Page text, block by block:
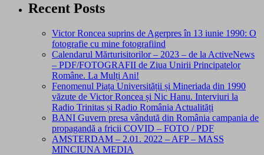
Recent Posts
Victor Roncea suprins de Agerpres în 13 iunie 1990: O
fotografie cu mine fotografiind
Calendarul Mărturisitorilor – 2023 – de la ActiveNews
– PDF/FOTOGRAFII de Ziua Unirii Principatelor
Române. La Mulți Ani!
Fenomenul Piața Universității și Mineriada din 1990
văzute de Victor Roncea și Nic Hanu. Interviuri la
Radio Trinitas și Radio România Actualități
BANI Guvern presa vândută din România campania de
propagandă a fricii COVID – FOTO / PDF
AMSTERDAM – 2.01. 2022 – AFP – MASS
MINCIUNA MEDIA